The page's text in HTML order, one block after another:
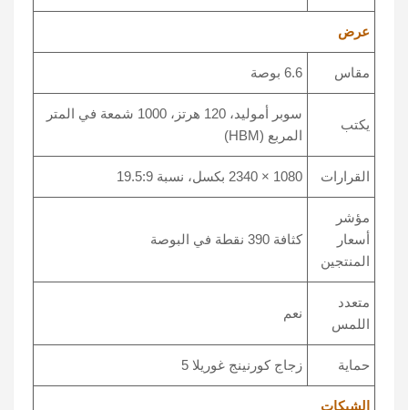
عرض
مقاس 6.6 بوصة
يكتب
سوبر أموليد، 120 هرتز، 1000 شمعة في المتر
المربع (HBM)
القرارات 1080 × 2340 بكسل، نسبة 19.5:9
مؤشر
أسعار
المنتجين
كثافة 390 نقطة في البوصة
متعدد
اللمس
نعم
حماية زجاج كورنينج غوريلا 5
الشبكات